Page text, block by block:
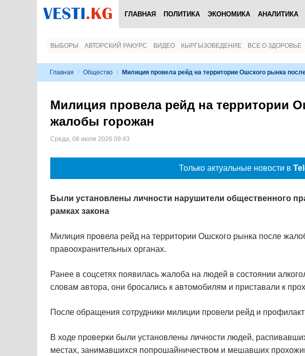
ГЛАВНАЯ ПОЛИТИКА ЭКОНОМИКА АНАЛИТИКА
ВЫБОРЫ АВТОРСКИЙ РАКУРС ВИДЕО КЫРГЫЗОВЕДЕНИЕ ВСЕ О ЗДОРОВЬЕ
Главная / Общество / Милиция провела рейд на территории Ошского рынка
Милиция провела рейд на территории
жалобы горожан
Среда, 08 июля 2026 09:43
Только актуальные новости в
Были установлены личности нарушители общественного
рамках закона
Милиция провела рейд на территории Ошского рынка после
правоохранительных органах.
Ранее в соцсетях появилась жалоба на людей в состоянии
словам автора, они бросались к автомобилям и приставали к
После обращения сотрудники милиции провели рейд и
В ходе проверки были установлены личности людей,
местах, занимавшихся попрошайничеством и мешавших